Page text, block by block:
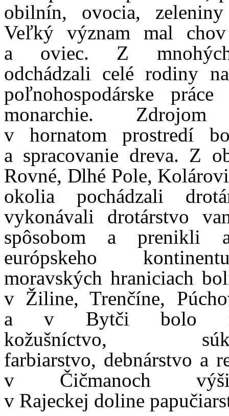
obilnín, ovocia,
Veľký význam mal
a oviec. Z
odchádzali celé rodiny
poľnohospodárske
monarchie.
v hornatom prostredí
a spracovanie dreva. Z
Rovné, Dlhé Pole,
okolia pochádzali
vykonávali drotárstvo
spôsobom a prenikli
európskeho
moravských hraniciach
v Žiline, Trenčíne,
a v Bytči bolo
kožušníctvo,
farbiarstvo, debnárstvo a
v Čičmanoch
v Rajeckej doline